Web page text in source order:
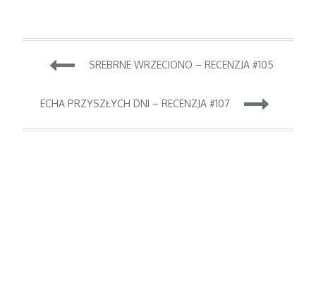
Nawigacja
wpisu
SREBRNE WRZECIONO – RECENZJA #105
ECHA PRZYSZŁYCH DNI – RECENZJA #107